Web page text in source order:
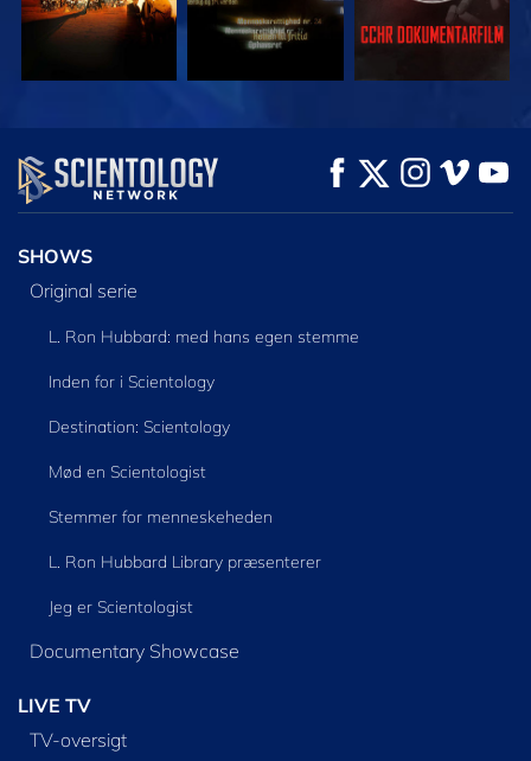
SE UDFORSK SERIEN
SHOWS
Original serie
L. Ron Hubbard: med hans egen stemme
Inden for i Scientology
Destination: Scientology
Mød en Scientologist
Stemmer for menneskeheden
L. Ron Hubbard Library præsenterer
Jeg er Scientologist
Documentary Showcase
LIVE TV
TV-oversigt